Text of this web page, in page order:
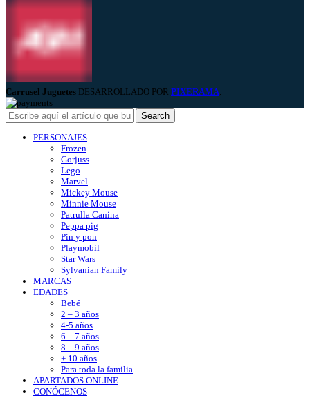
Carrusel Juguetes DESARROLLADO POR PIXERAMA
Search
PERSONAJES
Frozen
Gorjuss
Lego
Marvel
Mickey Mouse
Minnie Mouse
Patrulla Canina
Peppa pig
Pin y pon
Playmobil
Star Wars
Sylvanian Family
MARCAS
EDADES
Bebé
2 – 3 años
4-5 años
6 – 7 años
8 – 9 años
+ 10 años
Para toda la familia
APARTADOS ONLINE
CONÓCENOS